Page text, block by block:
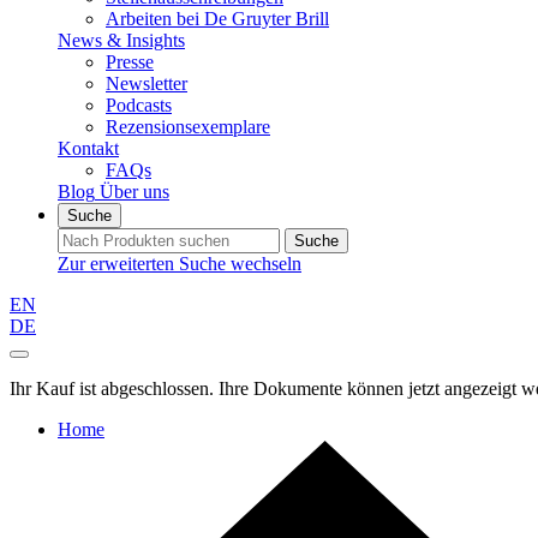
Arbeiten bei De Gruyter Brill
News & Insights
Presse
Newsletter
Podcasts
Rezensionsexemplare
Kontakt
FAQs
Blog Über uns
Suche
Suche
Zur erweiterten Suche wechseln
EN
DE
Ihr Kauf ist abgeschlossen. Ihre Dokumente können jetzt angezeigt
Home